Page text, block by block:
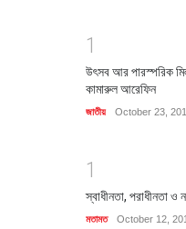
1
উৎসব আর পারস্পরিক
কামারুল আরেফিন
জাতীয় October 23,
1
স্বাধীনতা, পরাধীনতা ও
মতামত October 12,